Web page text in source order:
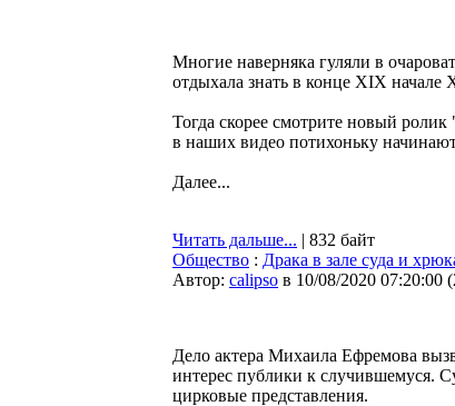
Многие наверняка гуляли в
отдыхала знать в конце XIX начале
Тогда скорее смотрите новый
в наших видео потихоньку
Далее...
Читать дальше... | 832 байт
Общество : Драка в зале суда и
Автор: calipso в 10/08/2020 07:20:00 (
Дело актера Михаила Ефремова
интерес публики к случившемуся.
цирковые представления.